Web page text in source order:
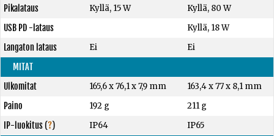
Pikalataus
Kyllä, 15 W
Kyllä, 80 W
USB PD -lataus
Kyllä, 18 W
Langaton lataus
Ei
Ei
MITAT
Ulkomitat
165,6 x 76,1 x 7,9 mm
163,4 x 77 x 8,1 mm
Paino
192 g
211 g
IP-luokitus(?) IP64
IP65